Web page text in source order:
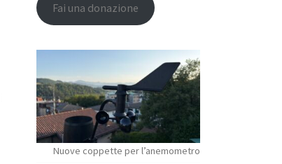
Fai una donazione
Nuove coppette per l’anemometro